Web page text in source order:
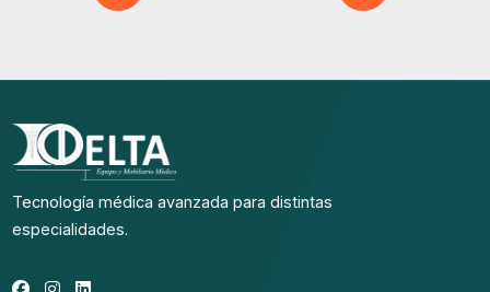
Tecnología médica avanzada para distintas
especialidades.